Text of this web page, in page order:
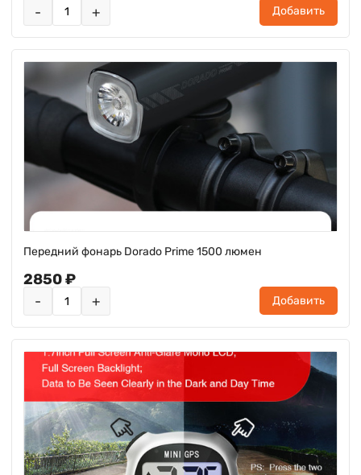
- + Добавить
Передний фонарь Dorado Prime 1500 люмен
2850 ₽
- + Добавить